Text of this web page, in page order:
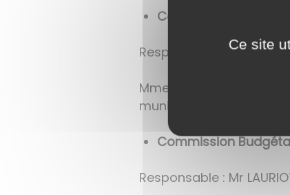
Commission Voirie-
Responsable : Mr
Mmes BERNARD Amélie,
municipaux)
Commission
Responsable : Mr
Ce site